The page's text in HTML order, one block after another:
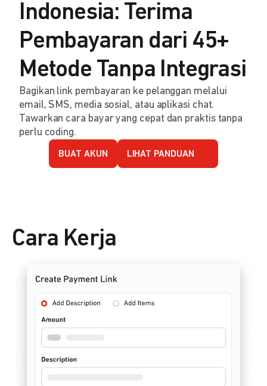
Indonesia: Terima
Pembayaran dari 45+
Metode Tanpa Integrasi
Bagikan link pembayaran ke pelanggan melalui
email, SMS, media sosial, atau aplikasi chat.
Tawarkan cara bayar yang cepat dan praktis tanpa
perlu coding.
BUAT AKUN LIHAT PANDUAN
Cara Kerja